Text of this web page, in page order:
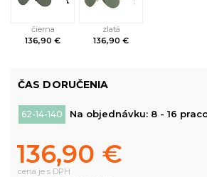
čierna
136,90 €
zlatá
136,90 €
ČAS DORUČENIA
62-14-140 Na objednávku: 8 - 16
136,90 €
cena je s DPH